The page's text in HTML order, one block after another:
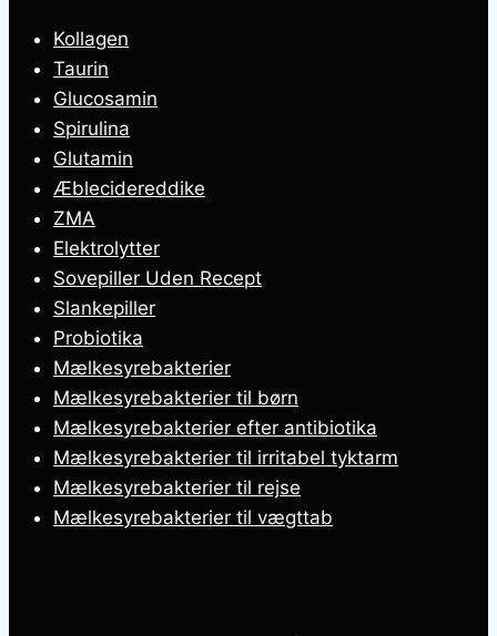
Kollagen
Taurin
Glucosamin
Spirulina
Glutamin
Æblecidereddike
ZMA
Elektrolytter
Sovepiller Uden Recept
Slankepiller
Probiotika
Mælkesyrebakterier
Mælkesyrebakterier til børn
Mælkesyrebakterier efter antibiotika
Mælkesyrebakterier til irritabel tyktarm
Mælkesyrebakterier til rejse
Mælkesyrebakterier til vægttab